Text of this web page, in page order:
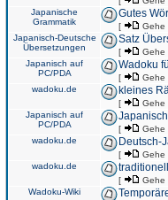
Japanische
Grammatik
Gutes
[ Gehe
Japanisch-Deutsche
Übersetzungen
Satz
[ Gehe
Japanisch auf
PC/PDA
Wadoku
[ Gehe
wadoku.de
kleines
[ Gehe
Japanisch auf
PC/PDA
[ Gehe
wadoku.de
Deutsch-
[ Gehe
wadoku.de
[ Gehe
Wadoku-Wiki